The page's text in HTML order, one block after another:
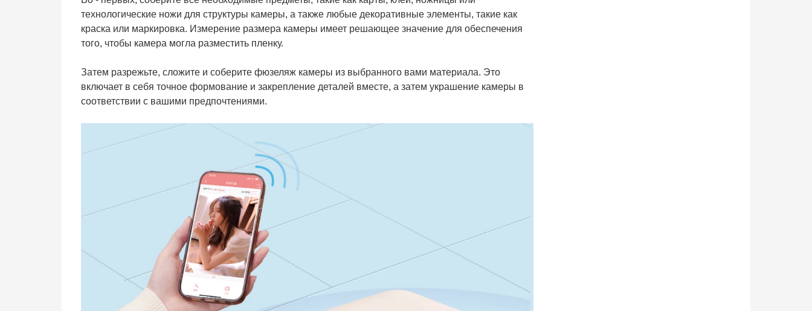
технологические ножи для структуры камеры, а также любые декоративные элементы, такие как
краска или маркировка. Измерение размера камеры имеет решающее значение для обеспечения
того, чтобы камера могла разместить пленку.
Затем разрежьте, сложите и соберите фюзеляж камеры из выбранного вами материала. Это
включает в себя точное формование и закрепление деталей вместе, а затем украшение камеры в
соответствии с вашими предпочтениями.